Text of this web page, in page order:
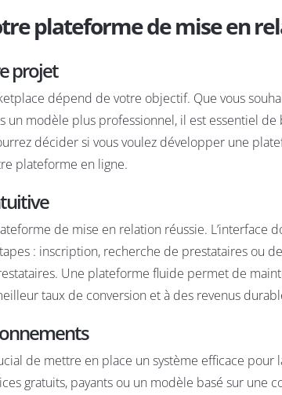
plateforme de mise en
projet
dépend de votre objectif. Que vous
modèle plus professionnel, il est essentiel
décider si vous voulez développer une
plateforme en ligne.
de mise en relation réussie. L’interface
: inscription, recherche de prestataires ou
Une plateforme fluide permet de
taux de conversion et à des revenus
de mettre en place un système efficace pour
gratuits, payants ou un modèle basé sur une